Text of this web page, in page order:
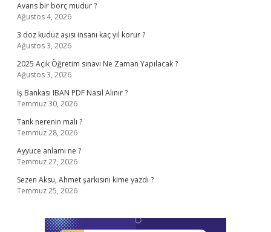
Avans bir borç mudur ?
Ağustos 4, 2026
3 doz kuduz aşısı insanı kaç yıl korur ?
Ağustos 3, 2026
2025 Açık Öğretim sınavı Ne Zaman Yapılacak ?
Ağustos 3, 2026
İş Bankası IBAN PDF Nasıl Alınır ?
Temmuz 30, 2026
Tank nerenin malı ?
Temmuz 28, 2026
Ayyuce anlamı ne ?
Temmuz 27, 2026
Sezen Aksu, Ahmet şarkısını kime yazdı ?
Temmuz 25, 2026